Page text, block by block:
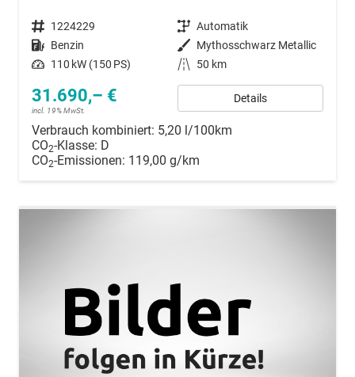
Fahrzeugnummer 1224229 Getriebe Automatik
Kraftstoff Benzin Außenfarbe Mythosschwarz Metallic
Leistung 110 kW (150 PS) Kilometerstand 50 km
31.690,– €
incl. 19% MwSt.
Details
Verbrauch kombiniert: 5,20 l/100km
CO2-Klasse: D
CO2-Emissionen: 119,00 g/km